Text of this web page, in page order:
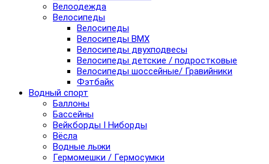
Велоодежда
Велосипеды
Велосипеды
Велосипеды BMX
Велосипеды двухподвесы
Велосипеды детские / подростковые
Велосипеды шоссейные/ Гравийники
Фэтбайк
Водный спорт
Баллоны
Бассейны
Вейкборды I Ниборды
Вёсла
Водные лыжи
Гермомешки / Гермосумки